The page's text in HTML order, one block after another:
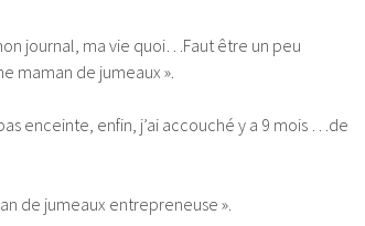
journal, ma vie quoi…Faut être un peu
maman de jumeaux ».
enceinte, enfin, j’ai accouché y a 9 mois …de
de jumeaux entrepreneuse ».